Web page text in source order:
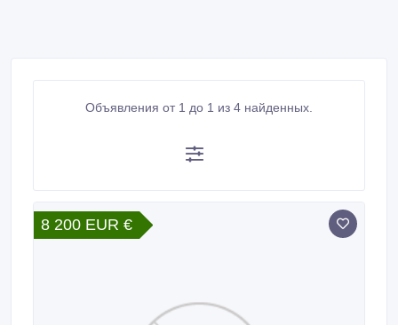
Объявления от 1 до 1 из 4 найденных.
8 200 EUR €